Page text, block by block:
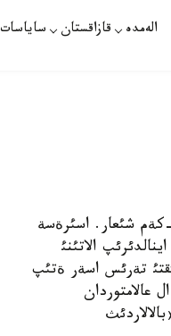
الەمدە قازاقستان ساياسات
كةم شئعار. اسئرةسة
الاتئنئ
تةرئس اسةر ةتئپ
عالامتوردان